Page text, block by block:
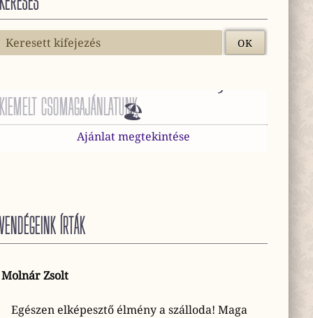
CSOMAGAJÁNLATUNK
🏖️
Ajánlat megtekintése
ÍRTÁK
Molnár Zsolt
Egészen elképesztő élmény a szálloda! Maga